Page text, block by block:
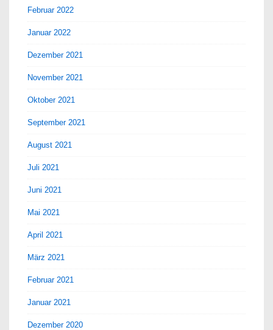
Februar 2022
Januar 2022
Dezember 2021
November 2021
Oktober 2021
September 2021
August 2021
Juli 2021
Juni 2021
Mai 2021
April 2021
März 2021
Februar 2021
Januar 2021
Dezember 2020